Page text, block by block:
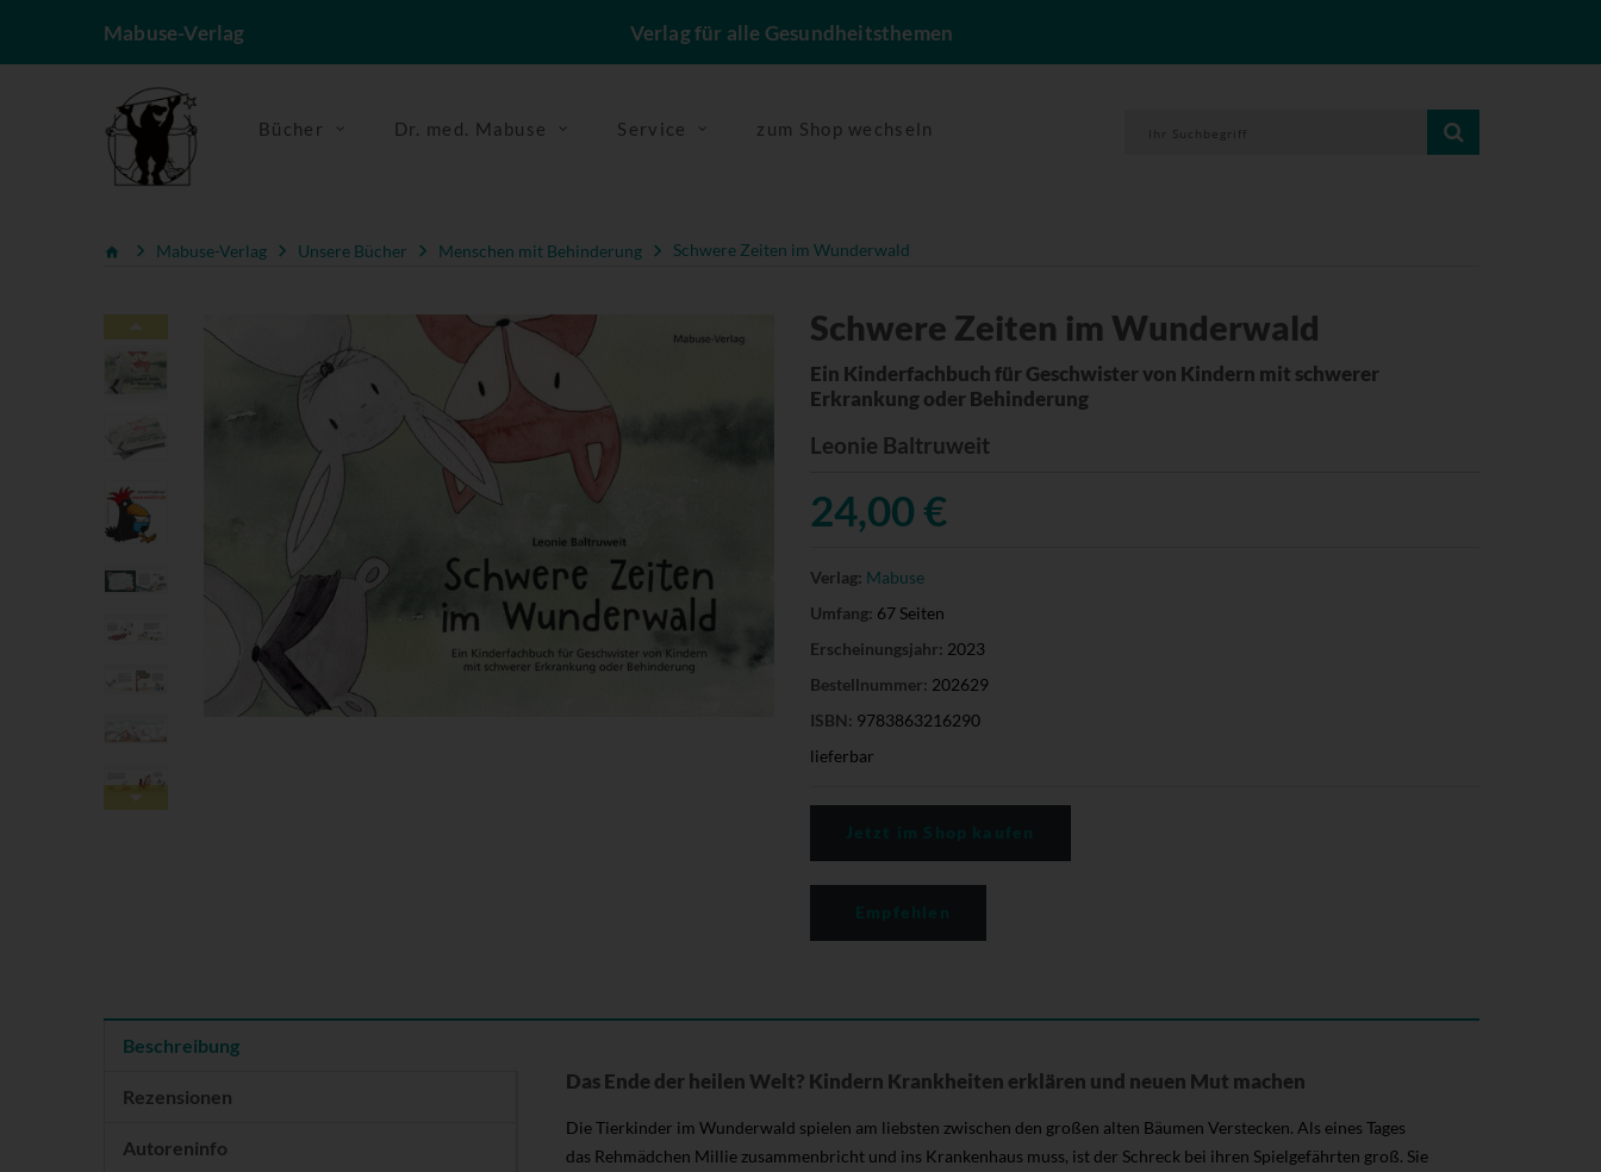
Mabuse-Verlag Verlag für alle Gesundheitsthemen
Bücher Dr. med. Mabuse Service zum Shop wechseln
Mabuse-Verlag Unsere Bücher Menschen mit Behinderung Schwere Zeiten im Wunderwald
Schwere Zeiten im Wunderwald
Ein Kinderfachbuch für Geschwister von Kindern mit schwerer
Erkrankung oder Behinderung
Leonie Baltruweit
24,00 €
Verlag: Mabuse
Umfang: 67 Seiten
Erscheinungsjahr: 2023
Bestellnummer: 202629
ISBN: 9783863216290
lieferbar
Beschreibung
Rezensionen
Autoreninfo
Das Ende der heilen Welt? Kindern Krankheiten erklären und neuen Mut machen
Die Tierkinder im Wunderwald spielen am liebsten zwischen den großen alten Bäumen Verstecken. Als eines Tages
das Rehmädchen Millie zusammenbricht und ins Krankenhaus muss, ist der Schreck bei ihren Spielgefährten groß. Sie